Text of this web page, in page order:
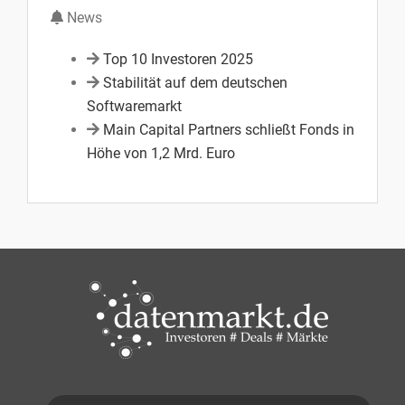
News
Top 10 Investoren 2025
Stabilität auf dem deutschen
Softwaremarkt
Main Capital Partners schließt Fonds in
Höhe von 1,2 Mrd. Euro